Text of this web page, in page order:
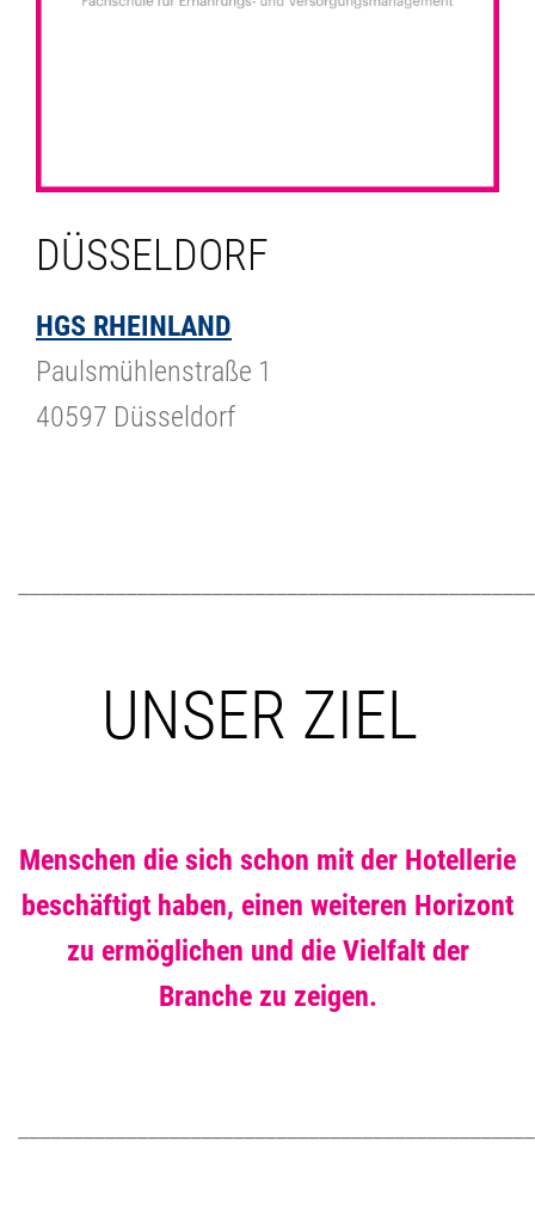
DÜSSELDORF
HGS RHEINLAND
Paulsmühlenstraße 1
40597 Düsseldorf
UNSER ZIEL
Menschen die sich schon mit der Hotellerie
beschäftigt haben, einen weiteren Horizont
zu ermöglichen und die Vielfalt der
Branche zu zeigen.